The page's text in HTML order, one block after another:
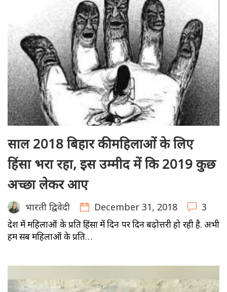
साल 2018 बिहार की महिलाओं के लिए
हिंसा भरा रहा, इस उम्मीद में कि 2019 कुछ
अच्छा लेकर आए
भारती द्विवेदी December 31, 2018 3
देश में महिलाओं के प्रति हिंसा में दिन पर दिन बढ़ोत्तरी हो रही है. अभी
हम सब महिलाओं के प्रति…